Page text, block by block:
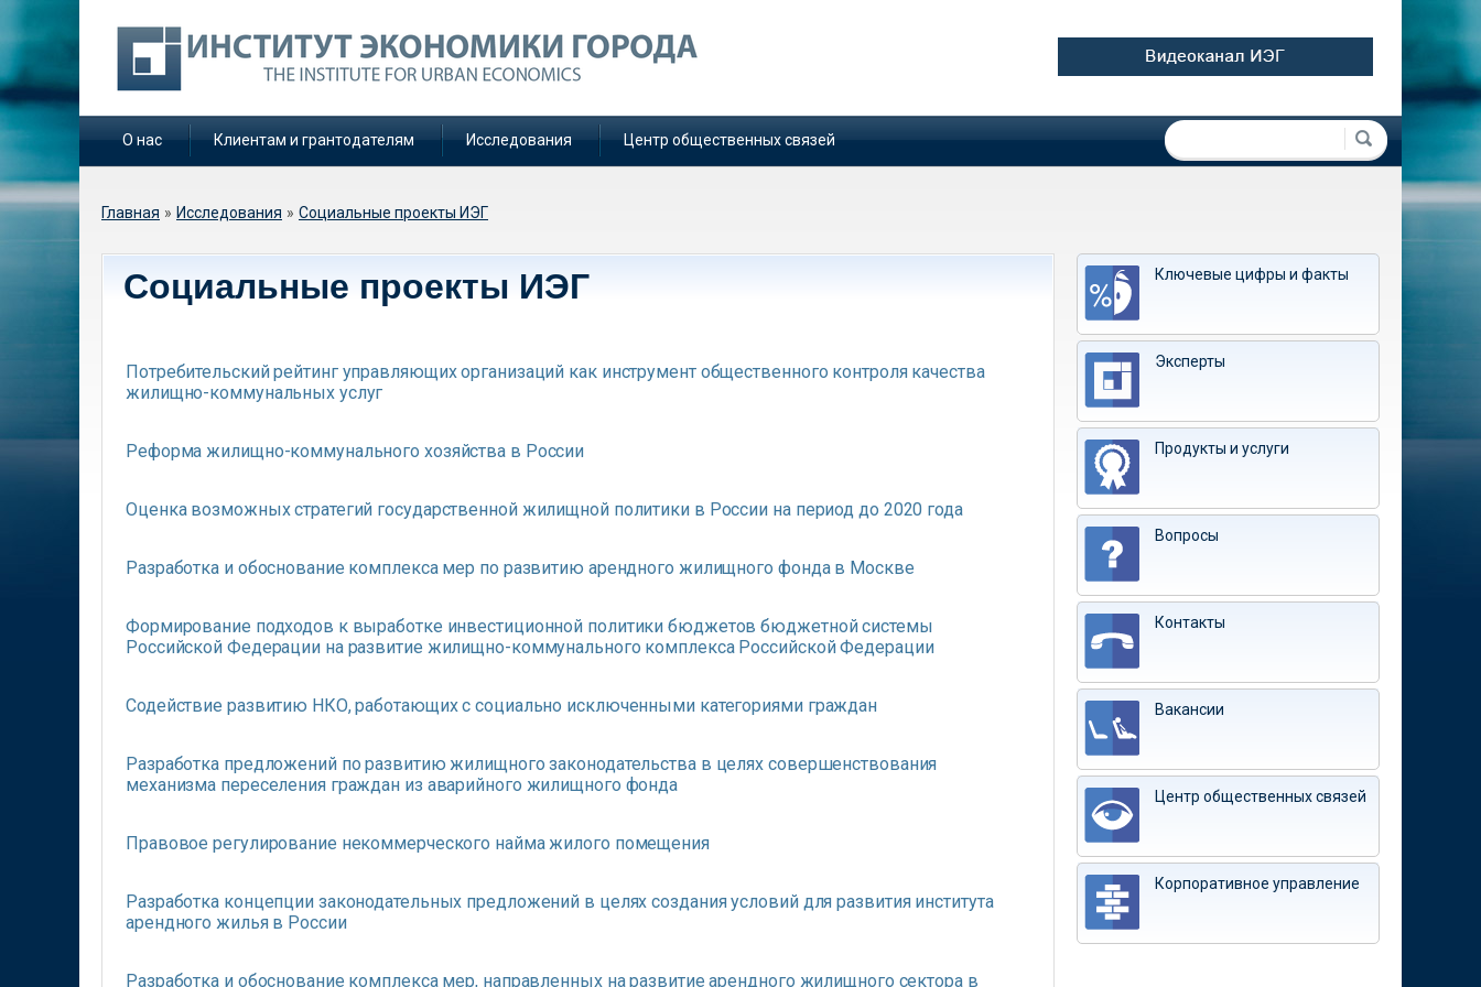
О нас Клиентам и грантодателям Исследования Центр общественных связей Форма поиска
Поиск
Вы здесь
Главная » Исследования » Социальные проекты ИЭГ
Социальные проекты ИЭГ
Потребительский рейтинг управляющих организаций как инструмент общественного контроля качества
жилищно-коммунальных услуг
Реформа жилищно-коммунального хозяйства в России
Оценка возможных стратегий государственной жилищной политики в России на период до 2020 года
Разработка и обоснование комплекса мер по развитию арендного жилищного фонда в Москве
Формирование подходов к выработке инвестиционной политики бюджетов бюджетной системы
Российской Федерации на развитие жилищно-коммунального комплекса Российской Федерации
Содействие развитию НКО, работающих с социально исключенными категориями граждан
Разработка предложений по развитию жилищного законодательства в целях совершенствования
механизма переселения граждан из аварийного жилищного фонда
Правовое регулирование некоммерческого найма жилого помещения
Разработка концепции законодательных предложений в целях создания условий для развития института
арендного жилья в России
Разработка и обоснование комплекса мер, направленных на развитие арендного жилищного сектора в
Ключевые цифры и факты
Эксперты
Продукты и услуги
Вопросы
Контакты
Вакансии
Центр общественных связей
Корпоративное управление